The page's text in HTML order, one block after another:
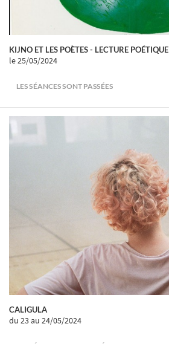
KIJNO ET LES POÈTES - LECTURE POÉTIQUE
le 25/05/2024
LES SÉANCES SONT PASSÉES
CALIGULA
du 23au 24/05/2024